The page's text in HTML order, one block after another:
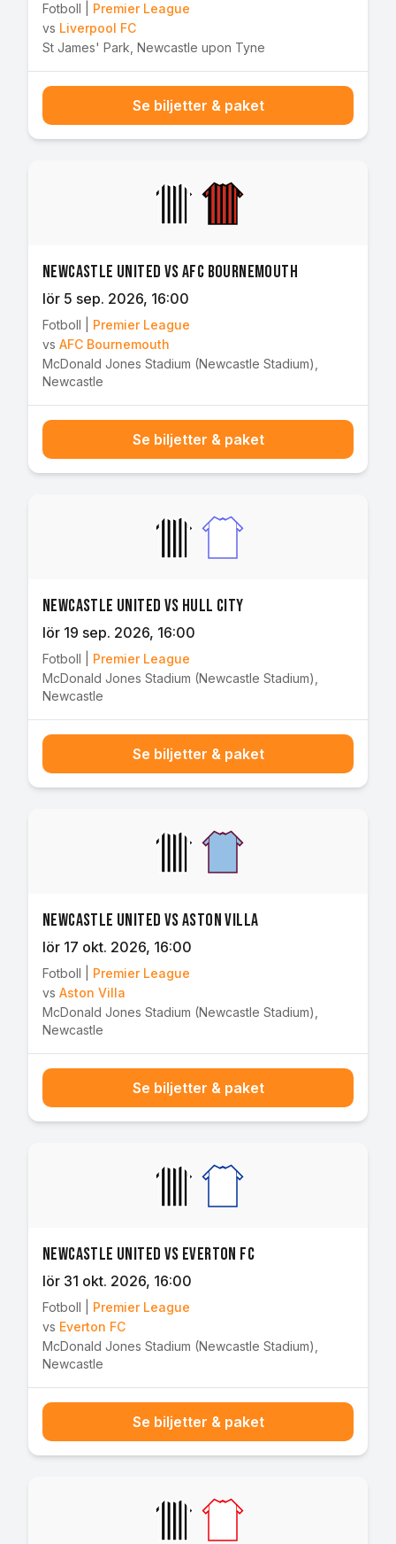
Fotboll
Premier League
vs Liverpool FC
St James' Park Newcastle upon Tyne
Se biljetter & paket
Newcastle United vs AFC Bournemouth
lör 5 sep. 2026, 16:00
Fotboll
Premier League
vs AFC Bournemouth
McDonald Jones Stadium (Newcastle Stadium)
Newcastle
Se biljetter & paket
Newcastle United vs Hull City
lör 19 sep. 2026, 16:00
Fotboll
Premier League
McDonald Jones Stadium (Newcastle Stadium)
Newcastle
Se biljetter & paket
Newcastle United vs Aston Villa
lör 17 okt. 2026, 16:00
Fotboll
Premier League
vs Aston Villa
McDonald Jones Stadium (Newcastle Stadium)
Newcastle
Se biljetter & paket
Newcastle United vs Everton FC
lör 31 okt. 2026, 16:00
Fotboll
Premier League
vs Everton FC
McDonald Jones Stadium (Newcastle Stadium)
Newcastle
Se biljetter & paket